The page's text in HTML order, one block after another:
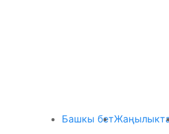
Башкы бет